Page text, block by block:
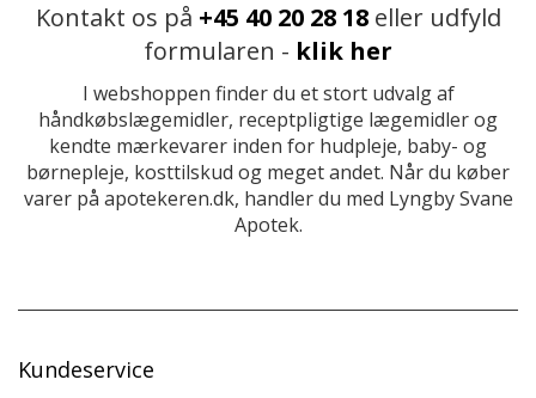
Kontakt os på +45 40 20 28 18eller udfyld
formularen - klik her
I webshoppen finder du et stort udvalg af
håndkøbslægemidler, receptpligtige lægemidler og
kendte mærkevarer inden for hudpleje, baby- og
børnepleje, kosttilskud og meget andet. Når du køber
varer på apotekeren.dk, handler du med Lyngby Svane
Apotek.
Kundeservice